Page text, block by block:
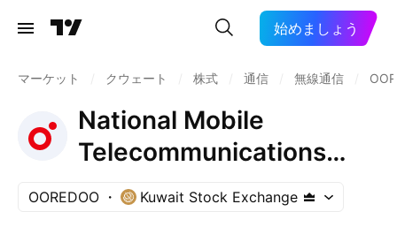
始めましょう
マーケット クウェート 株式 通信 無線通信
National Mobile
Telecommunications
Company K.S.C.
OOREDOO Kuwait Stock Exchange